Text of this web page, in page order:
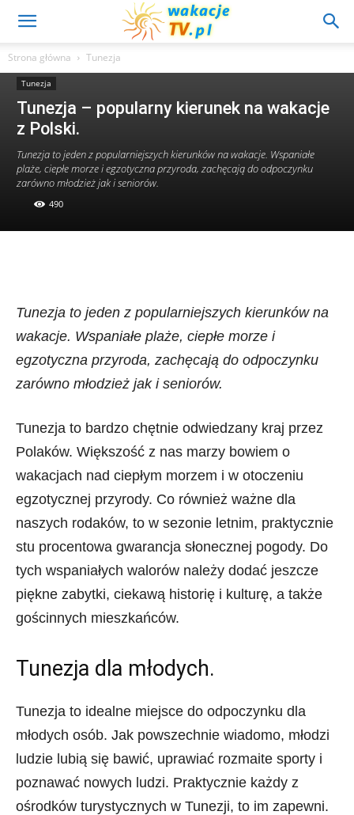
Strona główna Tunezja
Tunezja
Tunezja – popularny kierunek na wakacje
z Polski.
Tunezja to jeden z popularniejszych kierunków na wakacje. Wspaniałe
plaże, ciepłe morze i egzotyczna przyroda, zachęcają do odpoczynku
zarówno młodzież jak i seniorów.
490
Tunezja to jeden z popularniejszych kierunków na
wakacje. Wspaniałe plaże, ciepłe morze i
egzotyczna przyroda, zachęcają do odpoczynku
zarówno młodzież jak i seniorów.
Tunezja to bardzo chętnie odwiedzany kraj przez
Polaków. Większość z nas marzy bowiem o
wakacjach nad ciepłym morzem i w otoczeniu
egzotycznej przyrody. Co również ważne dla
naszych rodaków, to w sezonie letnim, praktycznie
stu procentowa gwarancja słonecznej pogody. Do
tych wspaniałych walorów należy dodać jeszcze
piękne zabytki, ciekawą historię i kulturę, a także
gościnnych mieszkańców.
Tunezja dla młodych.
Tunezja to idealne miejsce do odpoczynku dla
młodych osób. Jak powszechnie wiadomo, młodzi
ludzie lubią się bawić, uprawiać rozmaite sporty i
poznawać nowych ludzi. Praktycznie każdy z
ośrodków turystycznych w Tunezji, to im zapewni.